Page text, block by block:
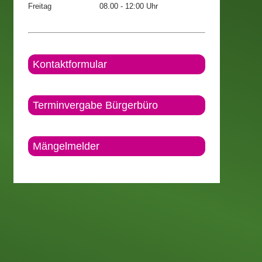
Freitag
08.00 - 12:00 Uhr
Kontaktformular
Terminvergabe Bürgerbüro
Mängelmelder